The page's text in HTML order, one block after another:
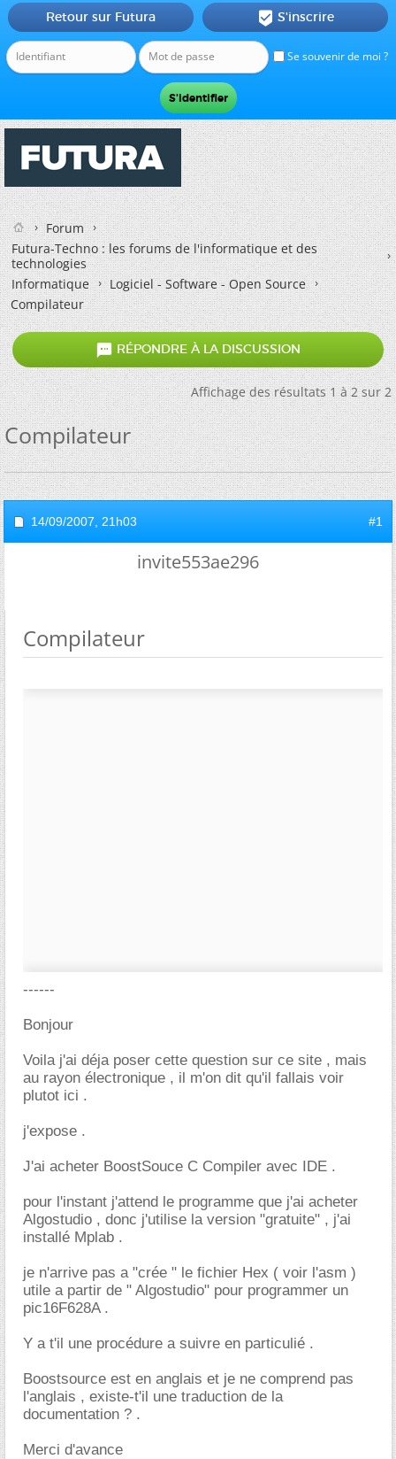
Se souvenir de moi ?
Retour sur Futura  S'inscrire
Forum
Futura-Techno : les forums de l'informatique et des
technologies
Informatique
Logiciel - Software - Open Source
Compilateur
 RÉPONDRE À LA DISCUSSION
Affichage des résultats 1 à 2 sur 2
Compilateur
14/09/2007, 21h03 #1
invite553ae296
Compilateur
------
Bonjour
Voila j'ai déja poser cette question sur ce site , mais
au rayon électronique , il m'on dit qu'il fallais voir
plutot ici .
j'expose .
J'ai acheter BoostSouce C Compiler avec IDE .
pour l'instant j'attend le programme que j'ai acheter
Algostudio , donc j'utilise la version "gratuite" , j'ai
installé Mplab .
je n'arrive pas a "crée " le fichier Hex ( voir l'asm )
utile a partir de " Algostudio" pour programmer un
pic16F628A .
Y a t'il une procédure a suivre en particulié .
Boostsource est en anglais et je ne comprend pas
l'anglais , existe-t'il une traduction de la
documentation ? .
Merci d'avance